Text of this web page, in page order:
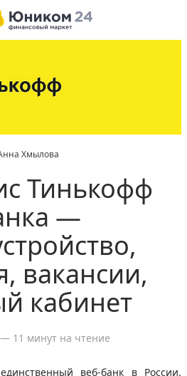
Хмылова
Тинькофф
—
вакансии,
кабинет
— 11 минут на чтение
веб-банк в России,